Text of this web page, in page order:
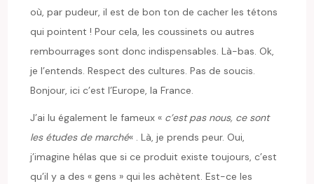
où, par pudeur, il est de bon ton de cacher les tétons
qui pointent ! Pour cela, les coussinets ou autres
rembourrages sont donc indispensables. Là-bas. Ok,
je l’entends. Respect des cultures. Pas de soucis.
Bonjour, ici c’est l’Europe, la France.
J’ai lu également le fameux « c’est pas nous, ce sont
les études de marché« . Là, je prends peur. Oui,
j’imagine hélas que si ce produit existe toujours, c’est
qu’il y a des « gens » qui les achètent. Est-ce les